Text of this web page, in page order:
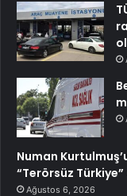
Numan
“Terörsüz
Ağustos 6, 2026